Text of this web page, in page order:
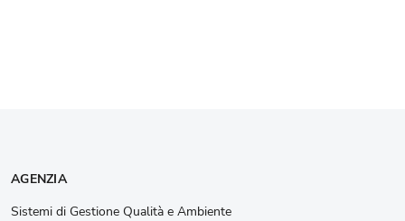
AGENZIA
Sistemi di Gestione Qualità e Ambiente